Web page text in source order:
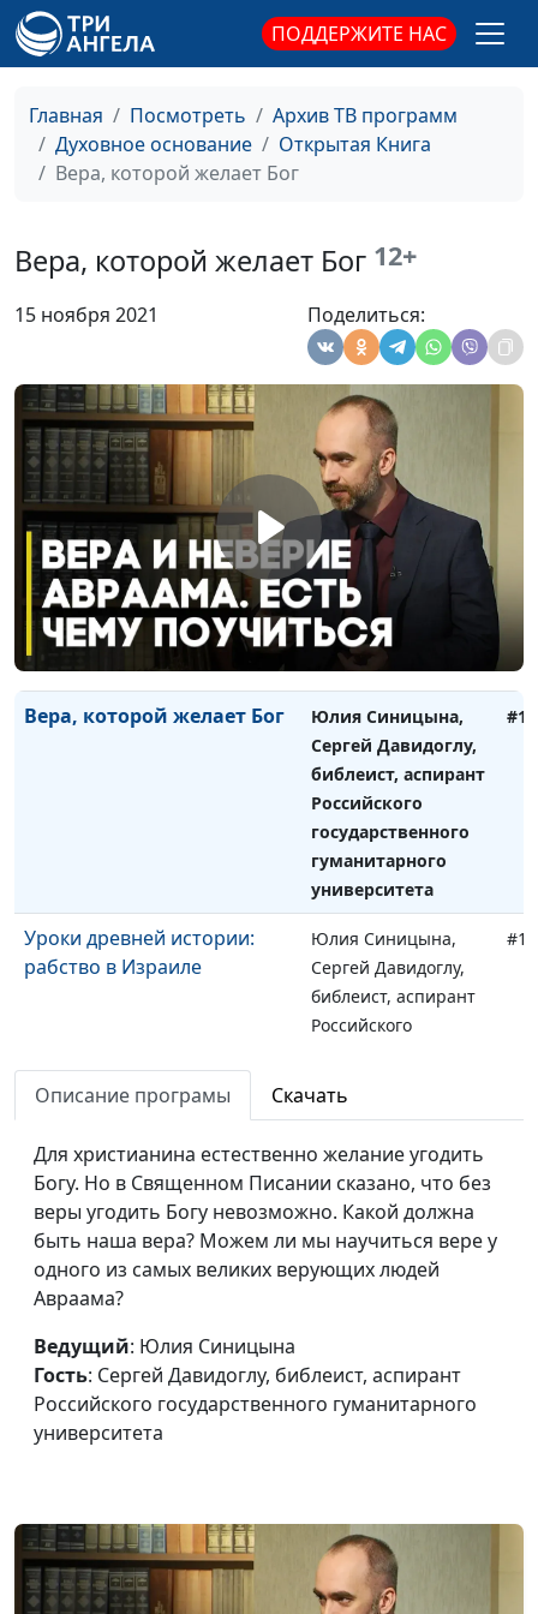
ПОДДЕРЖИТЕ НАС
Главная Посмотреть
Архив ТВ программ
Духовное основание
Открытая Книга
Вера, которой желает Бог
Вера, которой желает Бог 12+
15 ноября 2021 Поделиться:
Исав и Иаков: обман,
Юлия Синицына,
библеист, аспирант
Российского
Ангелы существуют?
Юлия Синицына,
библеист, аспирант
Российского
государственного
гуманитарного
университета
Уроки древней истории:
вавилонский плен Израиля
Юлия Синицына,
Сергей Давидоглу,
библеист, аспирант
Российского
государственного
гуманитарного
университета
Вера, которой желает Бог
Юлия Синицына,
Сергей Давидоглу,
библеист, аспирант
Российского
государственного
гуманитарного
университета
Уроки древней истории:
рабство в Израиле
Юлия Синицына,
Сергей Давидоглу,
библеист, аспирант
Российского
Поможет ли Библия
построить счастливую
семью?
Юлия Синицына,
Сергей Давидоглу,
библеист, аспирант
Российского
государственного
Утешение Божье в
болезнях
Юлия Синицына,
Андрей Демидов,
Небесное на земле
священнослужитель
Церковь Божья: что это
Юлия Синицына,
Описание програмы Скачать
Для христианина естественно желание угодить
Богу. Но в Священном Писании сказано, что без
веры угодить Богу невозможно. Какой должна
быть наша вера? Можем ли мы научиться вере у
одного из самых великих верующих людей
Авраама?
Ведущий: Юлия Синицына
Гость: Сергей Давидоглу, библеист, аспирант
Российского государственного гуманитарного
университета